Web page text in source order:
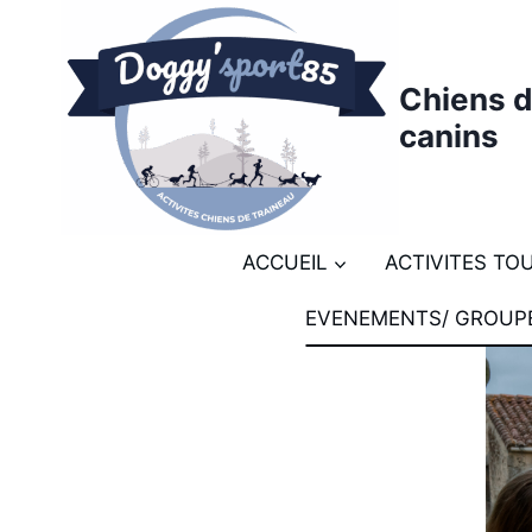
Chiens
canins
ACCUEIL ACTIVITES
EVENEMENTS/